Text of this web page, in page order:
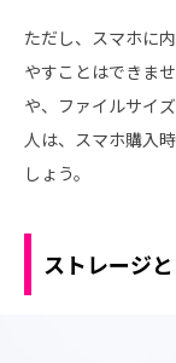
ただし、スマホに
やすことはできま
や、ファイルサイ
人は、スマホ購入
しょう。
ストレージ